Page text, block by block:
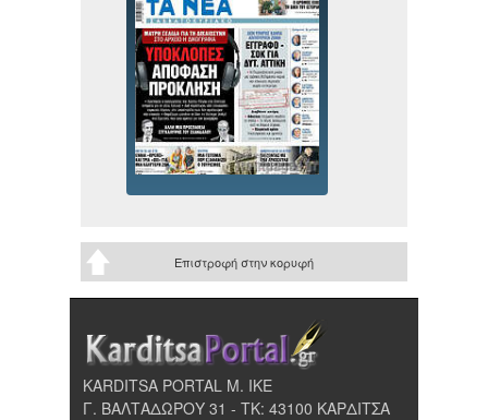
Επιστροφή στην κορυφή
KARDITSA PORTAL Μ. ΙΚΕ
Γ. ΒΑΛΤΑΔΩΡΟΥ 31 - ΤΚ: 43100 ΚΑΡΔΙΤΣΑ